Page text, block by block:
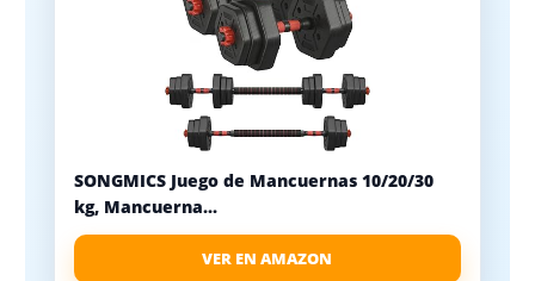
SONGMICS Juego de Mancuernas 10/20/30
kg, Mancuerna...
VER EN AMAZON